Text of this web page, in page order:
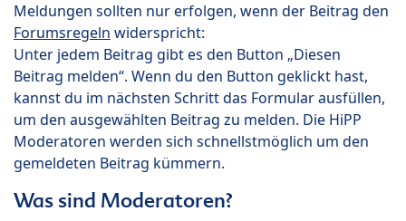
Meldungen sollten nur erfolgen, wenn der Beitrag den
Forumsregeln widerspricht:
Unter jedem Beitrag gibt es den Button „Diesen
Beitrag melden“. Wenn du den Button geklickt hast,
kannst du im nächsten Schritt das Formular ausfüllen,
um den ausgewählten Beitrag zu melden. Die HiPP
Moderatoren werden sich schnellstmöglich um den
gemeldeten Beitrag kümmern.
Was sind Moderatoren?